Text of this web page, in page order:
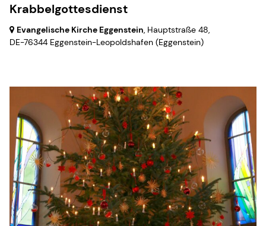
Krabbelgottesdienst
Evangelische Kirche Eggenstein, Hauptstraße 48,
DE-76344 Eggenstein-Leopoldshafen (Eggenstein)